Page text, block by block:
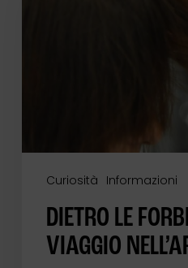
Curiosità Informazioni
DIETRO LE
VIAGGIO